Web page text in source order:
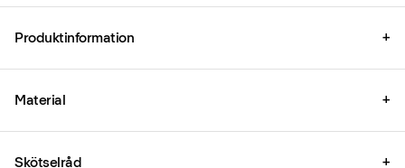
Produktinformation +
Material +
Skötselråd +